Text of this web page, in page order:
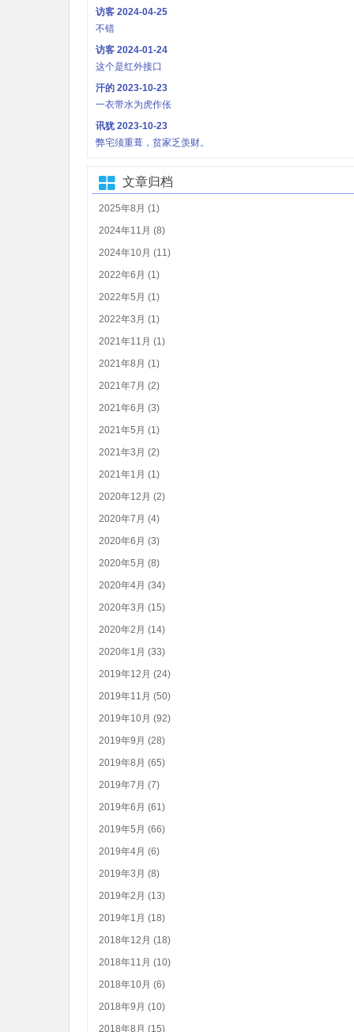
访客2024-04-25
不错
访客2024-01-24
这个是红外接口
汗的2023-10-23
一衣带水为虎作伥
讯犹2023-10-23
弊宅须重葺，贫家乏羡财。
文章归档
2025年8月 (1)
2024年11月 (8)
2024年10月 (11)
2022年6月 (1)
2022年5月 (1)
2022年3月 (1)
2021年11月 (1)
2021年8月 (1)
2021年7月 (2)
2021年6月 (3)
2021年5月 (1)
2021年3月 (2)
2021年1月 (1)
2020年12月 (2)
2020年7月 (4)
2020年6月 (3)
2020年5月 (8)
2020年4月 (34)
2020年3月 (15)
2020年2月 (14)
2020年1月 (33)
2019年12月 (24)
2019年11月 (50)
2019年10月 (92)
2019年9月 (28)
2019年8月 (65)
2019年7月 (7)
2019年6月 (61)
2019年5月 (66)
2019年4月 (6)
2019年3月 (8)
2019年2月 (13)
2019年1月 (18)
2018年12月 (18)
2018年11月 (10)
2018年10月 (6)
2018年9月 (10)
2018年8月 (15)